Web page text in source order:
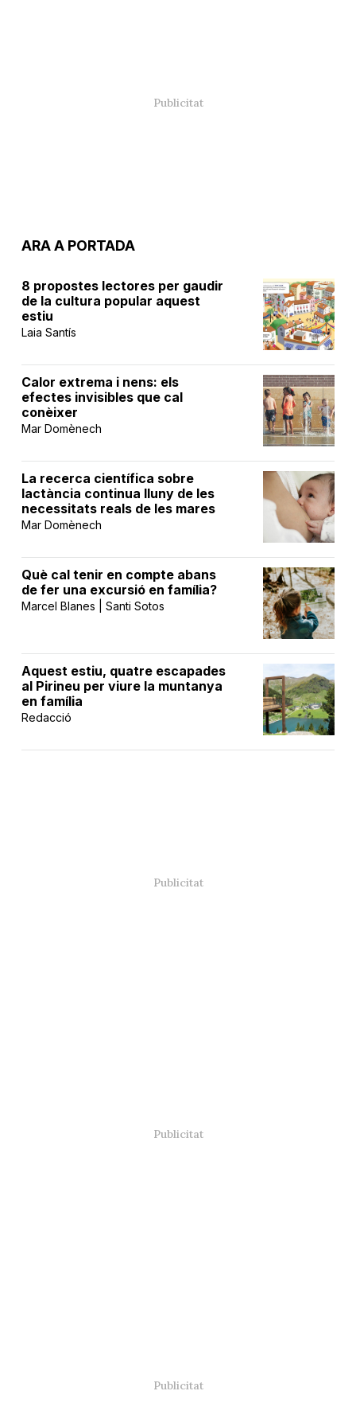
ARA A PORTADA
8 propostes lectores per gaudir
de la cultura popular aquest
estiu
Laia Santís
Calor extrema i nens: els
efectes invisibles que cal
conèixer
Mar Domènech
La recerca científica sobre
lactància continua lluny de les
necessitats reals de les mares
Mar Domènech
Què cal tenir en compte abans
de fer una excursió en família?
Marcel Blanes | Santi Sotos
Aquest estiu, quatre escapades
al Pirineu per viure la muntanya
en família
Redacció